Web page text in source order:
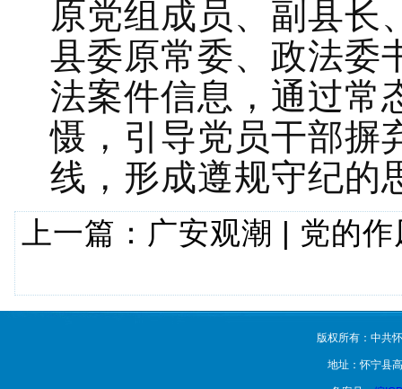
原党组成员、副县长
县委原常委、政法委
法案件信息，通过常
慑，引导党员干部摒
线，形成遵规守纪的
上一篇： 广安观潮 | 党的
版权所有：中共
地址：怀宁县